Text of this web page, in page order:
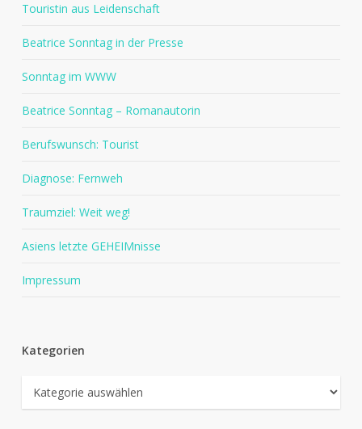
Touristin aus Leidenschaft
Beatrice Sonntag in der Presse
Sonntag im WWW
Beatrice Sonntag – Romanautorin
Berufswunsch: Tourist
Diagnose: Fernweh
Traumziel: Weit weg!
Asiens letzte GEHEIMnisse
Impressum
Kategorien
Kategorien